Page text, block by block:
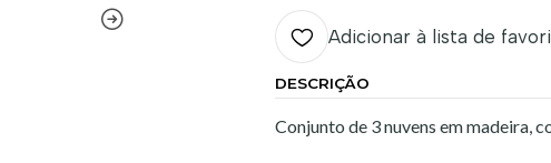
Adicionar à lista de
DESCRIÇÃO
Conjunto de 3 nuvens em madeira,